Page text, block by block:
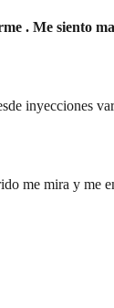
. Me siento
inyecciones
me mira y me